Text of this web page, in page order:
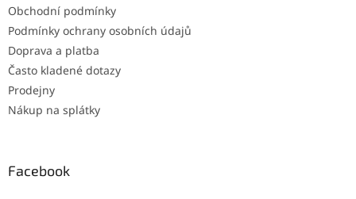
Obchodní podmínky
Podmínky ochrany osobních údajů
Doprava a platba
Často kladené dotazy
Prodejny
Nákup na splátky
Facebook